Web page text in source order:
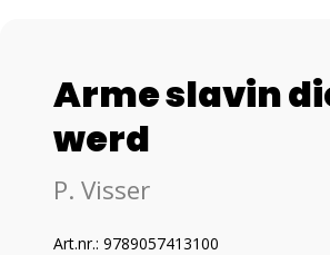
Arme slavin
werd
P. Visser
Art.nr.: 9789057413100